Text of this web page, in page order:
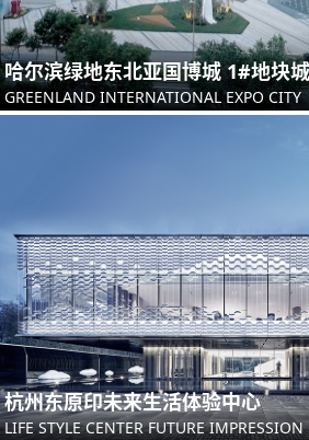
哈尔滨绿地东北亚国博城 1#地块
GREENLAND INTERNATIONAL EXPO CITY
杭州东原印未来生活体验中心
LIFE STYLE CENTER FUTURE